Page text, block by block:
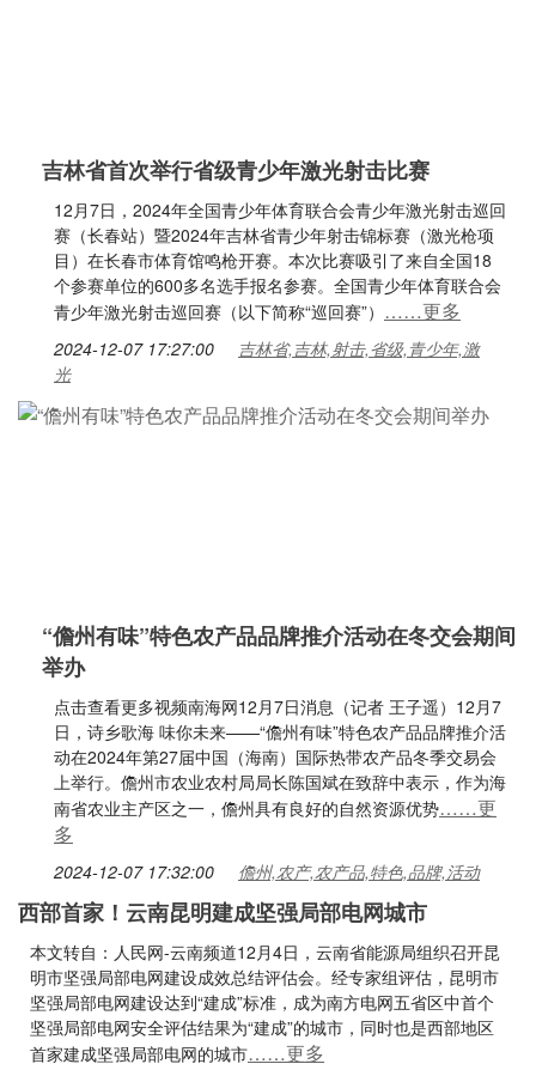
吉林省首次举行省级青少年激光射击比赛
12月7日，2024年全国青少年体育联合会青少年激光射击巡回
赛（长春站）暨2024年吉林省青少年射击锦标赛（激光枪项
目）在长春市体育馆鸣枪开赛。本次比赛吸引了来自全国18
个参赛单位的600多名选手报名参赛。全国青少年体育联合会
青少年激光射击巡回赛（以下简称“巡回赛”） ……更多
2024-12-07 17:27:00
吉林省,吉林,射击,省级,青少年,激
光
“儋州有味”特色农产品品牌推介活动在冬交会期间
举办
点击查看更多视频南海网12月7日消息（记者 王子遥）12月7
日，诗乡歌海 味你未来——“儋州有味”特色农产品品牌推介活
动在2024年第27届中国（海南）国际热带农产品冬季交易会
上举行。儋州市农业农村局局长陈国斌在致辞中表示，作为海
南省农业主产区之一，儋州具有良好的自然资源优势……更
多
2024-12-07 17:32:00 儋州,农产,农产品,特色,品牌,活动
西部首家！云南昆明建成坚强局部电网城市
本文转自：人民网-云南频道12月4日，云南省能源局组织召开昆
明市坚强局部电网建设成效总结评估会。经专家组评估，昆明市
坚强局部电网建设达到“建成”标准，成为南方电网五省区中首个
坚强局部电网安全评估结果为“建成”的城市，同时也是西部地区
首家建成坚强局部电网的城市……更多